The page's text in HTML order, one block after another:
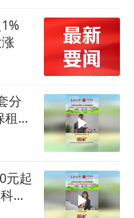
分
房
元起
技